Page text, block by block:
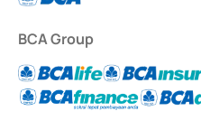
BCA Group